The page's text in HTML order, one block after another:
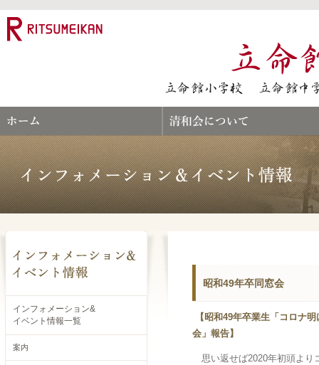
昭和49年卒同窓会
【昭和49年卒業生「コロナ
会」報告】
思い返せば2020年初頭より
インフォメーション&
イベント情報一覧
案内